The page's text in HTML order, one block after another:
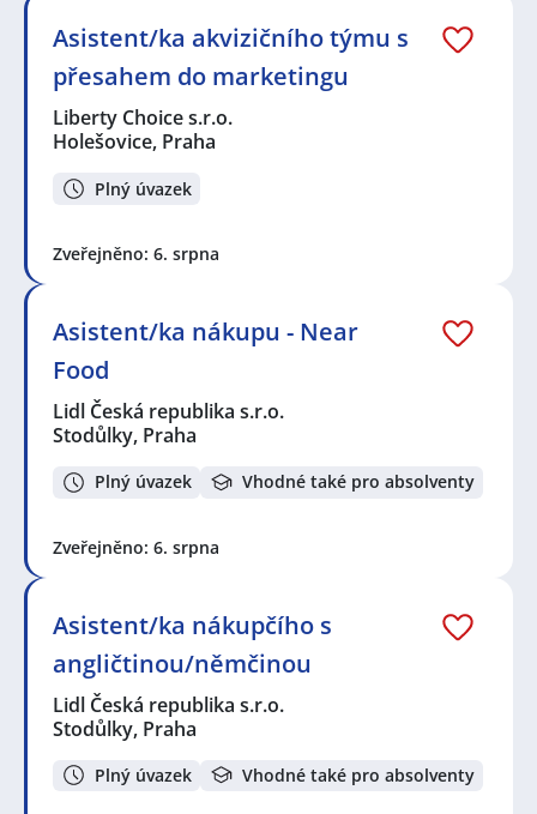
Asistent/ka akvizičního týmu s
přesahem do marketingu
Liberty Choice s.r.o.
Holešovice, Praha
Plný úvazek
Zveřejněno: 6. srpna
Asistent/ka nákupu - Near
Food
Lidl Česká republika s.r.o.
Stodůlky, Praha
Plný úvazek Vhodné také pro absolventy
Zveřejněno: 6. srpna
Asistent/ka nákupčího s
angličtinou/němčinou
Lidl Česká republika s.r.o.
Stodůlky, Praha
Plný úvazek Vhodné také pro absolventy